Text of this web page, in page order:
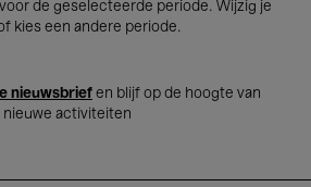
de geselecteerde periode. Wijzig je
kies een andere periode.
nieuwsbrief en blijf op de hoogte van
nieuwe activiteiten